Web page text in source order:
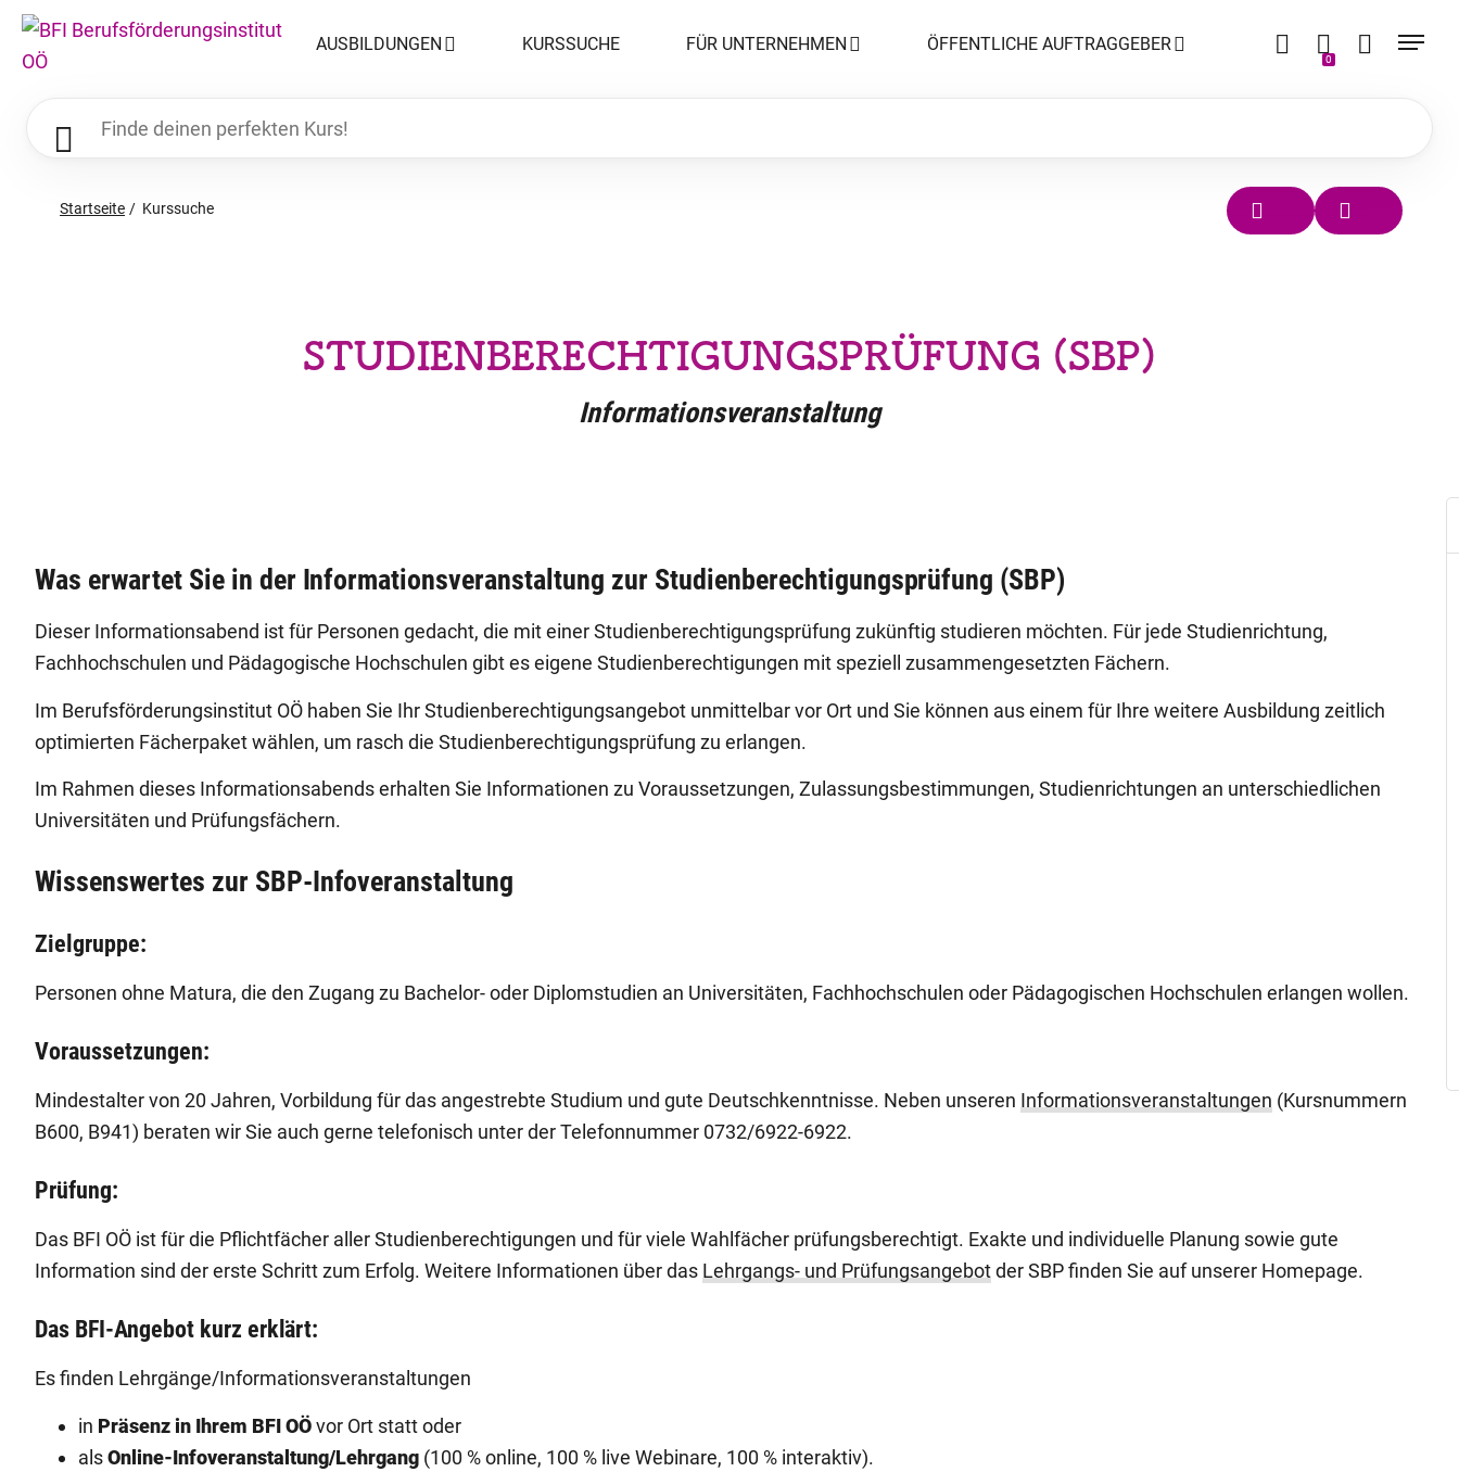
AUSBILDUNGEN KURSSUCHE FÜR UNTERNEHMEN ÖFFENTLICHE AUFTRAGGEBER
0
Startseite Kurssuche
STUDIENBERECHTIGUNGSPRÜFUNG (SBP)
Informationsveranstaltung
Was erwartet Sie in der Informationsveranstaltung zur Studienberechtigungsprüfung (SBP)
Dieser Informationsabend ist für Personen gedacht, die mit einer Studienberechtigungsprüfung zukünftig studieren möchten. Für jede Studienrichtung,
Fachhochschulen und Pädagogische Hochschulen gibt es eigene Studienberechtigungen mit speziell zusammengesetzten Fächern.
Im Berufsförderungsinstitut OÖ haben Sie Ihr Studienberechtigungsangebot unmittelbar vor Ort und Sie können aus einem für Ihre weitere Ausbildung zeitlich
optimierten Fächerpaket wählen, um rasch die Studienberechtigungsprüfung zu erlangen.
Im Rahmen dieses Informationsabends erhalten Sie Informationen zu Voraussetzungen, Zulassungsbestimmungen, Studienrichtungen an unterschiedlichen
Universitäten und Prüfungsfächern.
Wissenswertes zur SBP-Infoveranstaltung
Zielgruppe:
Personen ohne Matura, die den Zugang zu Bachelor- oder Diplomstudien an Universitäten, Fachhochschulen oder Pädagogischen Hochschulen erlangen wollen.
Voraussetzungen:
Mindestalter von 20 Jahren, Vorbildung für das angestrebte Studium und gute Deutschkenntnisse. Neben unseren Informationsveranstaltungen (Kursnummern
B600, B941) beraten wir Sie auch gerne telefonisch unter der Telefonnummer 0732/6922-6922.
Prüfung:
Das BFI OÖ ist für die Pflichtfächer aller Studienberechtigungen und für viele Wahlfächer prüfungsberechtigt. Exakte und individuelle Planung sowie gute
Information sind der erste Schritt zum Erfolg. Weitere Informationen über das Lehrgangs- und Prüfungsangebotder SBP finden Sie auf unserer Homepage.
Das BFI-Angebot kurz erklärt:
Es finden Lehrgänge/Informationsveranstaltungen
in Präsenz in Ihrem BFI OÖvor Ort statt oder
alsOnline-Infoveranstaltung/Lehrgang (100 % online, 100 % live Webinare, 100 % interaktiv).